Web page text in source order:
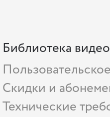
Библиотека
Скидки и
Технические